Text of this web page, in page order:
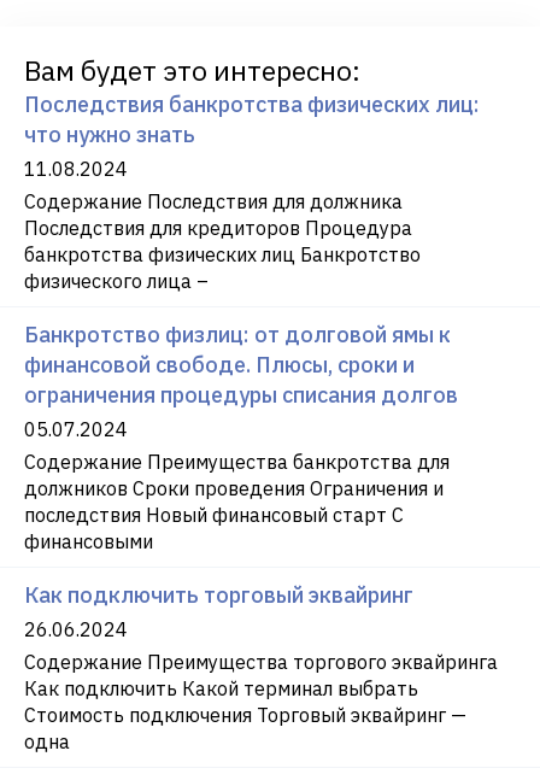
Вам будет это интересно:
Последствия банкротства физических лиц:
что нужно знать
11.08.2024
Содержание Последствия для должника
Последствия для кредиторов Процедура
банкротства физических лиц Банкротство
физического лица –
Банкротство физлиц: от долговой ямы к
финансовой свободе. Плюсы, сроки и
ограничения процедуры списания долгов
05.07.2024
Содержание Преимущества банкротства для
должников Сроки проведения Ограничения и
последствия Новый финансовый старт С
финансовыми
Как подключить торговый эквайринг
26.06.2024
Содержание Преимущества торгового эквайринга
Как подключить Какой терминал выбрать
Стоимость подключения Торговый эквайринг —
одна